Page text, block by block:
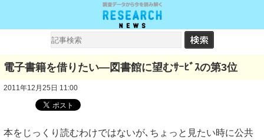
電子書籍を借りたい―図書館に望むｻｰﾋﾞｽの第3位
2011年12月25日 11:00
本をじっくり読むわけではないが､ちょっと見たい時に公共